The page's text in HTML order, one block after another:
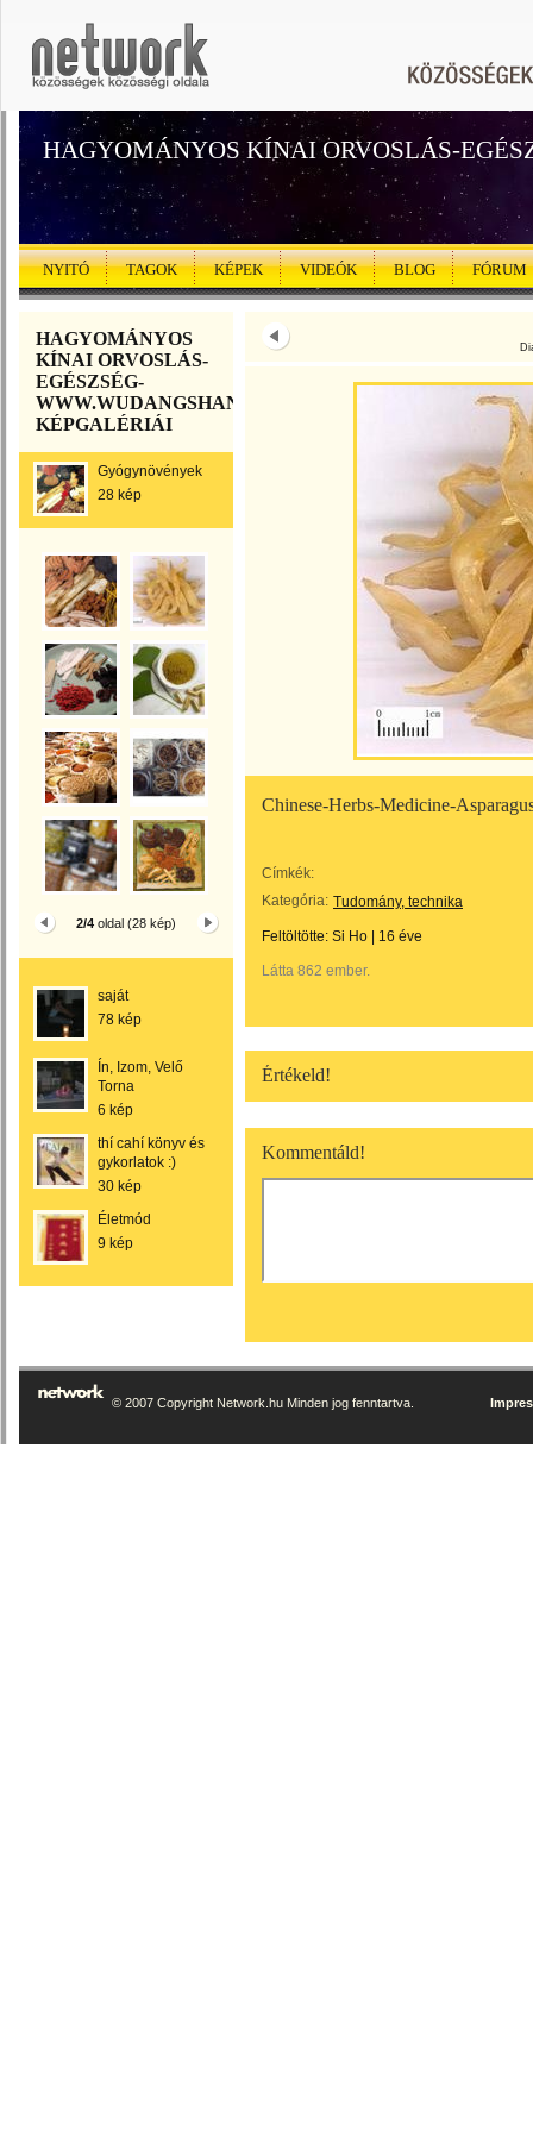
HAGYOMÁNYOS KÍNAI ORVOSLÁS-
NYITÓ TAGOK KÉPEK VIDEÓK BLOG FÓRUM
HAGYOMÁNYOS
KÍNAI ORVOSLÁS-
EGÉSZSÉG-
WWW.WUDANGSHANHU.5MP.EU
KÉPGALÉRIÁI
Gyógynövények
28 kép
2/4 oldal (28 kép)
saját
78 kép
Ín, Izom, Velő
Torna
6 kép
thí cahí könyv és
gykorlatok :)
30 kép
Életmód
9 kép
Chinese-Herbs-Medicine-
Címkék:
Kategória: Tudomány, technika
Feltöltötte: Si Ho 16 éve
Látta 862 ember.
Értékeld!
Kommentáld!
© 2007 Copyright Network.hu Minden jog fenntartva.